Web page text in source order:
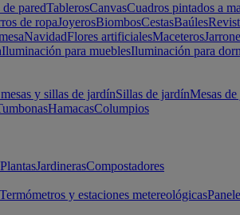
paredTablerosCanvasCuadros pintados a
de ropaJoyerosBiombosCestasBaúles
NavidadFlores artificialesMaceteros
Iluminación para mueblesIluminación para
y sillas de jardínSillas de jardínMesas
HamacasColumpios
PlantasJardinerasCompostadores
Termómetros y estaciones metereológicas